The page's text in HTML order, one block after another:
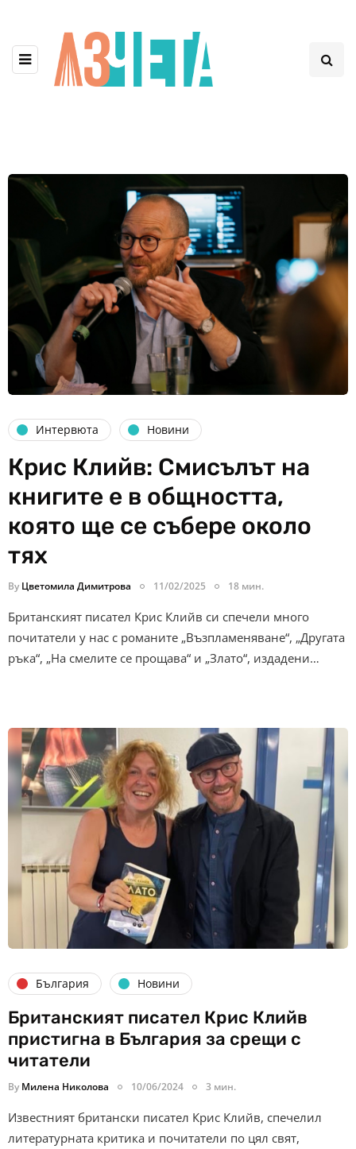
Интервюта Новини
Крис Клийв: Смисълът на
книгите е в общността,
която ще се събере около
тях
By Цветомила Димитрова 11/02/2025 18 мин.
Британският писател Крис Клийв си спечели много
почитатели у нас с романите „Възпламеняване“, „Другата
ръка“, „На смелите се прощава“ и „Злато“, издадени…
България Новини
Британският писател Крис Клийв
пристигна в България за срещи с
читатели
By Милена Николова 10/06/2024 3 мин.
Известният британски писател Крис Клийв, спечелил
литературната критика и почитатели по цял свят,